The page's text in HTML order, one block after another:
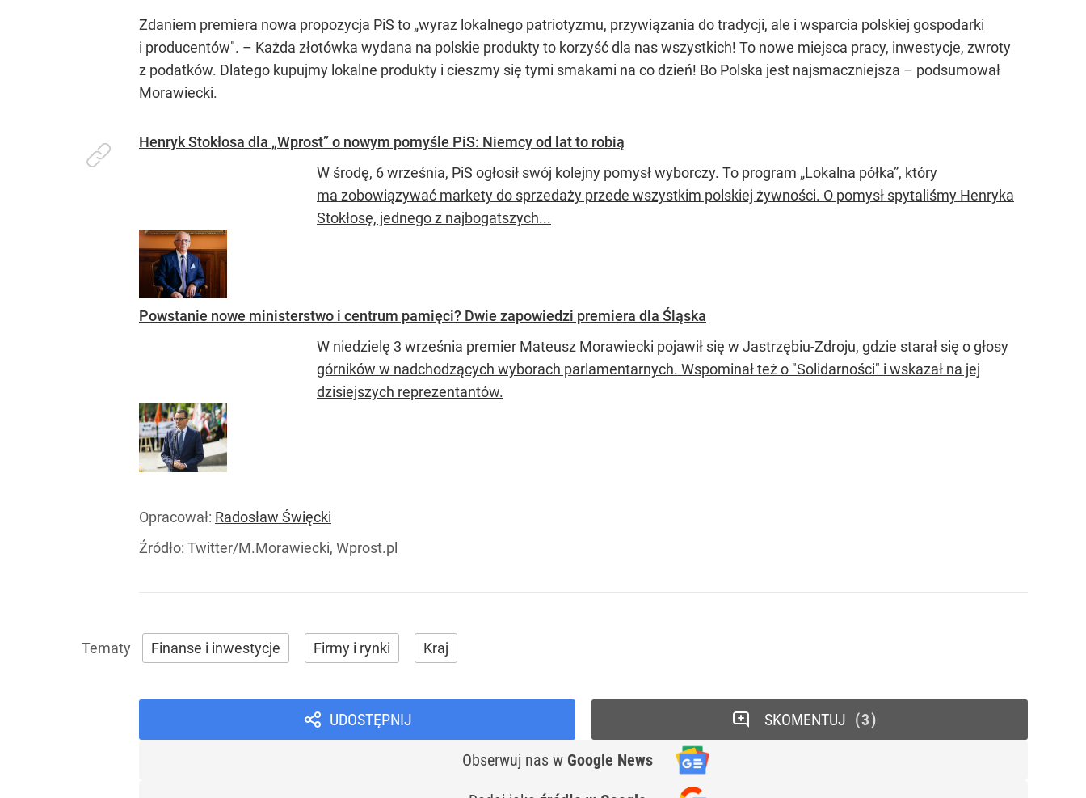
Zdaniem premiera nowa propozycja PiS to „wyraz lokalnego patriotyzmu, przywiązania do tradycji, ale i wsparcia polskiej gospodarki
i producentów". – Każda złotówka wydana na polskie produkty to korzyść dla nas wszystkich! To nowe miejsca pracy, inwestycje, zwroty
z podatków. Dlatego kupujmy lokalne produkty i cieszmy się tymi smakami na co dzień! Bo Polska jest najsmaczniejsza – podsumował
Morawiecki.
Henryk Stokłosa dla „Wprost” o nowym pomyśle PiS: Niemcy od lat to robią
W środę, 6 września, PiS ogłosił swój kolejny pomysł wyborczy. To program „Lokalna półka”, który
ma zobowiązywać markety do sprzedaży przede wszystkim polskiej żywności. O pomysł spytaliśmy Henryka
Stokłosę, jednego z najbogatszych...
Powstanie nowe ministerstwo i centrum pamięci? Dwie zapowiedzi premiera dla Śląska
W niedzielę 3 września premier Mateusz Morawiecki pojawił się w Jastrzębiu-Zdroju, gdzie starał się o głosy
górników w nadchodzących wyborach parlamentarnych. Wspominał też o "Solidarności" i wskazał na jej
dzisiejszych reprezentantów.
Opracował: Radosław Święcki
Źródło: Twitter/M.Morawiecki, Wprost.pl
Finanse i inwestycje Firmy i rynki Kraj
UDOSTĘPNIJ
Obserwuj nas w Google News
SKOMENTUJ 3